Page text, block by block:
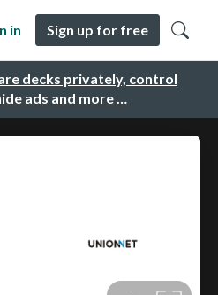
decks privately, control
ads and more …
in Sign up for free